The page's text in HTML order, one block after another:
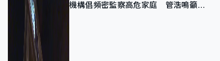
機構倡頻密監察高危家庭 管浩鳴籲加